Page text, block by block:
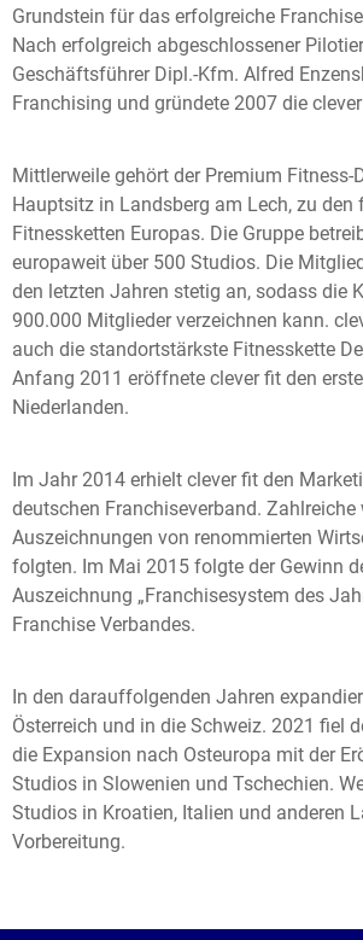
Grundstein für das erfolgreiche
Nach erfolgreich abgeschlossener
Geschäftsführer Dipl.-Kfm. Alfred
Franchising und gründete 2007 die
Mittlerweile gehört der Premium Fitness-
Hauptsitz in Landsberg am Lech, zu den
Fitnessketten Europas. Die Gruppe
europaweit über 500 Studios. Die
den letzten Jahren stetig an, sodass die
900.000 Mitglieder verzeichnen kann.
auch die standortstärkste Fitnesskette
Anfang 2011 eröffnete clever fit den
Niederlanden.
Im Jahr 2014 erhielt clever fit den
deutschen Franchiseverband. Zahlreiche
Auszeichnungen von renommierten
folgten. Im Mai 2015 folgte der Gewinn
Auszeichnung „Franchisesystem des
Franchise Verbandes.
In den darauffolgenden Jahren
Österreich und in die Schweiz. 2021 fiel
die Expansion nach Osteuropa mit der
Studios in Slowenien und Tschechien.
Studios in Kroatien, Italien und anderen
Vorbereitung.